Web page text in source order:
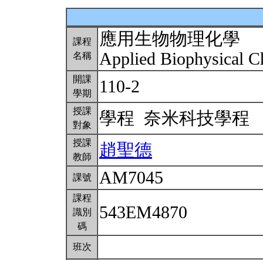
課程
名稱
應用生物物理化學
Applied Biophysical
開課
學期
110-2
授課
對象
學程 奈米科技學程
授課
教師
趙聖德
課號 AM7045
課程
識別
碼
543EM4870
班次